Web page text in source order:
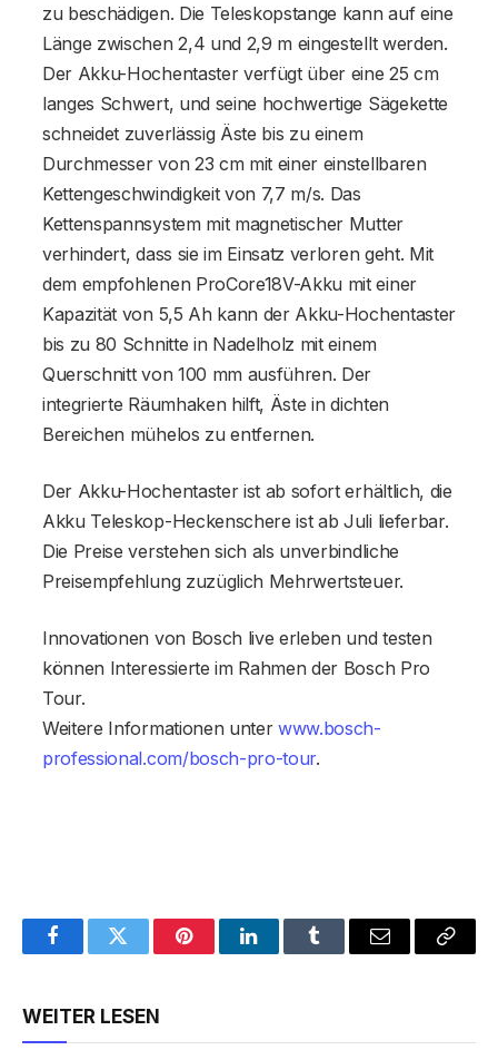
zu beschädigen. Die Teleskopstange kann auf eine
Länge zwischen 2,4 und 2,9 m eingestellt werden.
Der Akku-Hochentaster verfügt über eine 25 cm
langes Schwert, und seine hochwertige Sägekette
schneidet zuverlässig Äste bis zu einem
Durchmesser von 23 cm mit einer einstellbaren
Kettengeschwindigkeit von 7,7 m/s. Das
Kettenspannsystem mit magnetischer Mutter
verhindert, dass sie im Einsatz verloren geht. Mit
dem empfohlenen ProCore18V-Akku mit einer
Kapazität von 5,5 Ah kann der Akku-Hochentaster
bis zu 80 Schnitte in Nadelholz mit einem
Querschnitt von 100 mm ausführen. Der
integrierte Räumhaken hilft, Äste in dichten
Bereichen mühelos zu entfernen.
Der Akku-Hochentaster ist ab sofort erhältlich, die
Akku Teleskop-Heckenschere ist ab Juli lieferbar.
Die Preise verstehen sich als unverbindliche
Preisempfehlung zuzüglich Mehrwertsteuer.
Innovationen von Bosch live erleben und testen
können Interessierte im Rahmen der Bosch Pro
Tour.
Weitere Informationen unterwww.bosch-
professional.com/bosch-pro-tour.
FacebookTwitter PinterestLinkedInTumblr Email
Copy
WEITER LESEN